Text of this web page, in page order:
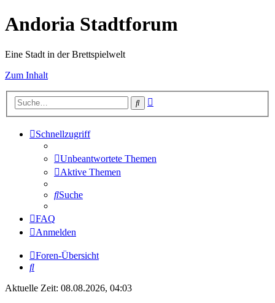
Andoria Stadtforum
Eine Stadt in der Brettspielwelt
Zum Inhalt
Suche
Schnellzugriff
Unbeantwortete Themen
Aktive Themen
Suche
FAQ
Anmelden
Foren-Übersicht
Suche
Aktuelle Zeit: 08.08.2026, 04:03